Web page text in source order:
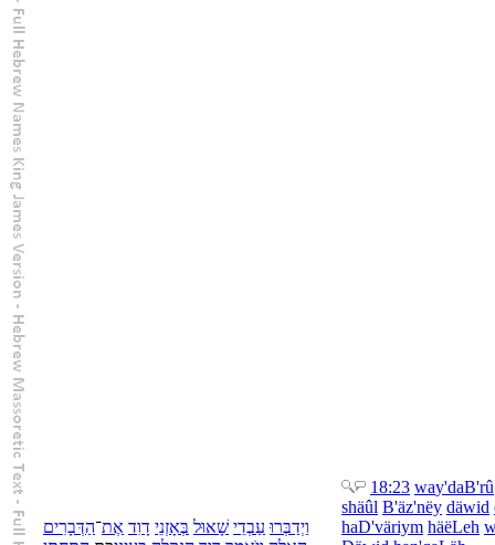
וַיְדַבְּרוּ עַבְדֵי שָׁאוּל בְּאָזְנֵי דָוִד אֶת־הַדְּבָרִים
18:23 way'daB'rû
shäûl B'äz'nëy däwid
haD'väriym häëLeh